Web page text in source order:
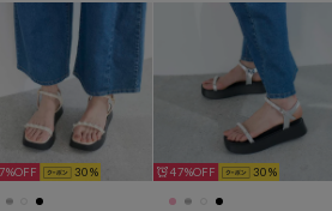
30 47% 30